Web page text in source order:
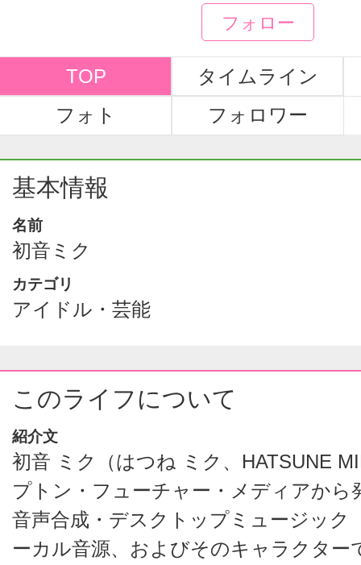
フォロー
TOP
タイムライン
フォト
フォロワー
基本情報
名前
初音ミク
カテゴリ
アイドル・芸能
このライフについて
紹介文
初音 ミク（はつね ミク、HATSUNE
プトン・フューチャー・メディアから
音声合成・デスクトップミュージック
ーカル音源、およびそのキャラクター